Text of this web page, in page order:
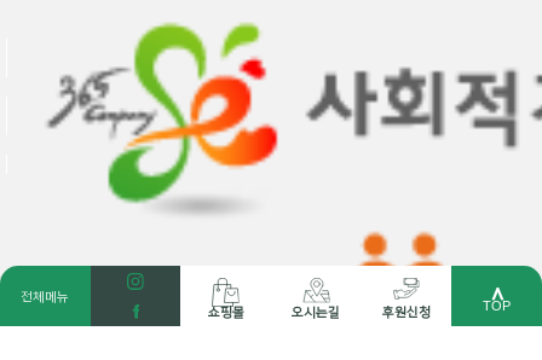
상호명 : 사회복지법인 천주교청주교구사회복지회 프란치스코의집
시설장 : 박정희
대표전화 : 043-295-2514~5
팩스 : 043-286-2515
이메일 : prcc2515@naver.com
주소 : (28632) 충청북도 청주시 서원구 남지로 21번길 66
사업자등록번호 : 301-82-19261
통신판매업신고번호 : 제2014-충북청주-0373호
COPYRIGHT 2019 프란치스코의집 ALL RIGHTS RESERVED
전체메뉴
쇼핑몰
오시는길 후원신청
＾
TOP